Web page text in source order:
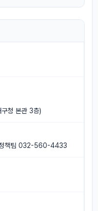
청 본관 3층)
정책팀 032-560-4433